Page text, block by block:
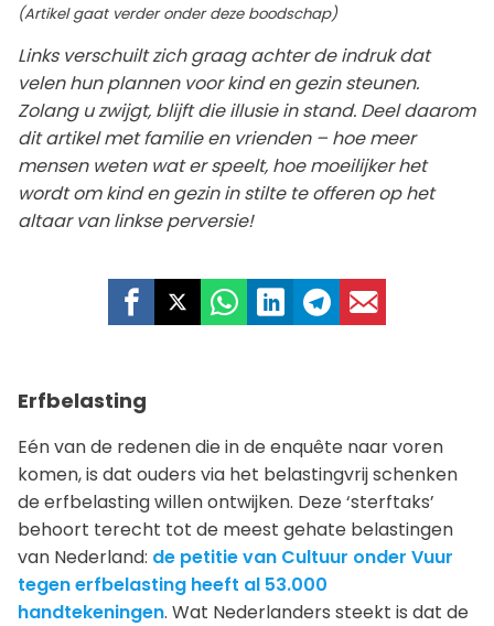
(Artikel gaat verder onder deze boodschap)
Links verschuilt zich graag achter de indruk dat
velen hun plannen voor kind en gezin steunen.
Zolang u zwijgt, blijft die illusie in stand. Deel daarom
dit artikel met familie en vrienden – hoe meer
mensen weten wat er speelt, hoe moeilijker het
wordt om kind en gezin in stilte te offeren op het
altaar van linkse perversie!
Erfbelasting
Eén van de redenen die in de enquête naar voren
komen, is dat ouders via het belastingvrij schenken
de erfbelasting willen ontwijken. Deze ‘sterftaks’
behoort terecht tot de meest gehate belastingen
van Nederland: de petitie van Cultuur onder Vuur
tegen erfbelasting heeft al 53.000
handtekeningen. Wat Nederlanders steekt is dat de